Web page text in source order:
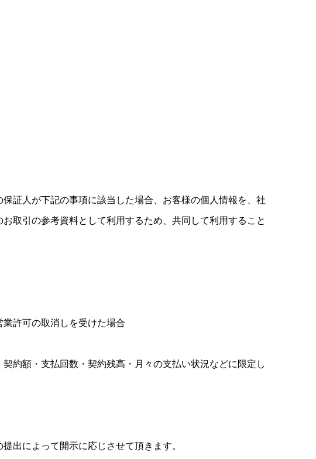
証人が下記の事項に該当した場合、お客様の個人情報を、社
取引の参考資料として利用するため、共同して利用すること
許可の取消しを受けた場合
約額・支払回数・契約残高・月々の支払い状況などに限定し
出によって開示に応じさせて頂きます。